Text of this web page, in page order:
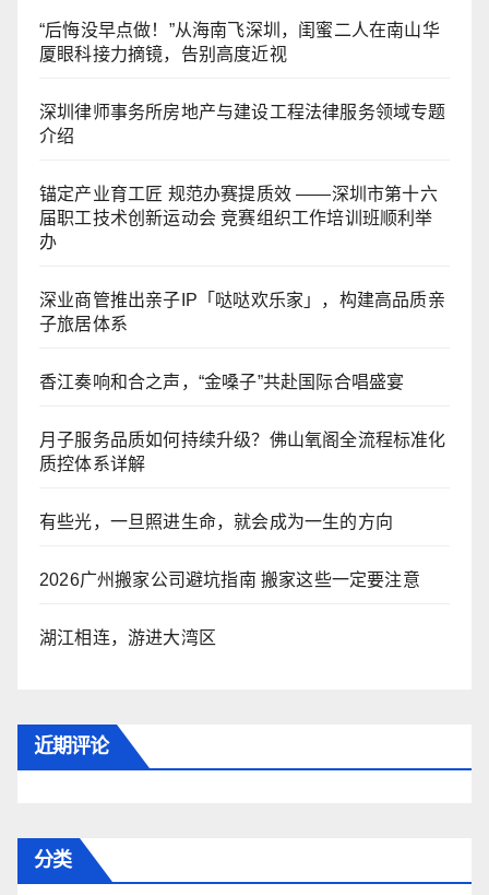
“后悔没早点做！”从海南飞深圳，闺蜜二人在南山华
厦眼科接力摘镜，告别高度近视
深圳律师事务所房地产与建设工程法律服务领域专题
介绍
锚定产业育工匠 规范办赛提质效 ——深圳市第十六
届职工技术创新运动会 竞赛组织工作培训班顺利举
办
深业商管推出亲子IP「哒哒欢乐家」，构建高品质亲
子旅居体系
香江奏响和合之声，“金嗓子”共赴国际合唱盛宴
月子服务品质如何持续升级？佛山氧阁全流程标准化
质控体系详解
有些光，一旦照进生命，就会成为一生的方向
2026广州搬家公司避坑指南 搬家这些一定要注意
湖江相连，游进大湾区
近期评论
分类